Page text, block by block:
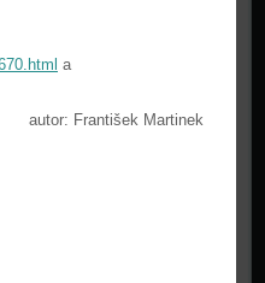
a
autor: František Martinek